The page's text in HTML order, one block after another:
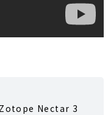
iZotope Nectar 3